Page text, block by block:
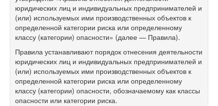
юридических лиц и индивидуальных предпринимателей и
(или) используемых ими производственных объектов к
определенной категории риска или определенному
классу (категории) опасности» (далее — Правила).
Правила устанавливают порядок отнесения деятельности
юридических лиц и индивидуальных предпринимателей и
(или) используемых ими производственных объектов к
определенной категории риска или определенному
классу (категории) опасности, обозначаемому как классы
опасности или категории риска.